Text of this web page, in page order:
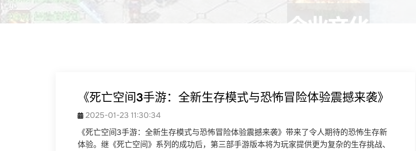
《死亡空间3手游：全新生存模式与恐怖冒险体验震撼来袭》
2025-01-23 11:30:34
《死亡空间3手游：全新生存模式与恐怖冒险体验震撼来袭》带来了令人期待的恐怖生存新
体验。继《死亡空间》系列的成功后，第三部手游版本将为玩家提供更为复杂的生存挑战、